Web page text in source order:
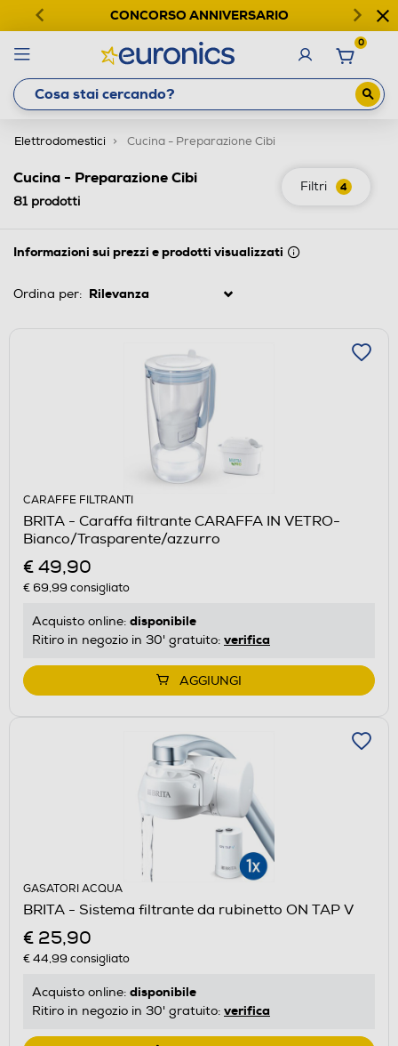
CONCORSO ANNIVERSARIO
0
Elettrodomestici Cucina - Preparazione Cibi
Filtri 4
Cucina - Preparazione Cibi
81prodotti
Informazioni sui prezzi e prodotti visualizzati
Ordina per:
CARAFFE FILTRANTI
BRITA - Caraffa filtrante CARAFFA IN VETRO-
Bianco/Trasparente/azzurro
€ 49,90
€ 69,99 consigliato
Acquisto online: disponibile
Ritiro in negozio in 30' gratuito: verifica
AGGIUNGI
GASATORI ACQUA
BRITA - Sistema filtrante da rubinetto ON TAP V
€ 25,90
€ 44,99 consigliato
Acquisto online: disponibile
Ritiro in negozio in 30' gratuito: verifica